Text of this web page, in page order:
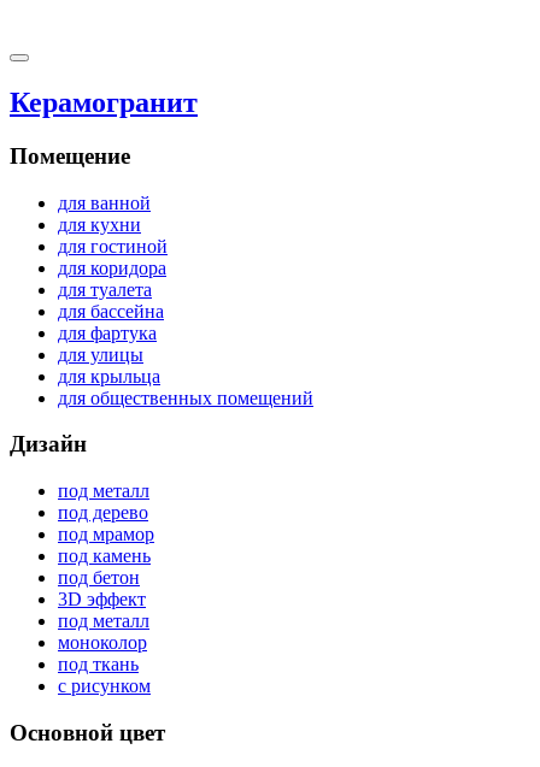
Керамогранит
Помещение
для ванной
для кухни
для гостиной
для коридора
для туалета
для бассейна
для фартука
для улицы
для крыльца
для общественных помещений
Дизайн
под металл
под дерево
под мрамор
под камень
под бетон
3D эффект
под металл
моноколор
под ткань
с рисунком
Основной цвет